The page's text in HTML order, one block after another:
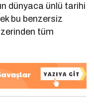
dünyaca ünlü tarihi
bu benzersiz
tüm